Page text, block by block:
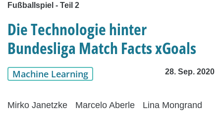
Fußballspiel - Teil 2
Die Technologie hinter
Bundesliga Match Facts xGoals
Machine Learning 28. Sep. 2020
Mirko Janetzke Marcelo Aberle Lina Mongrand